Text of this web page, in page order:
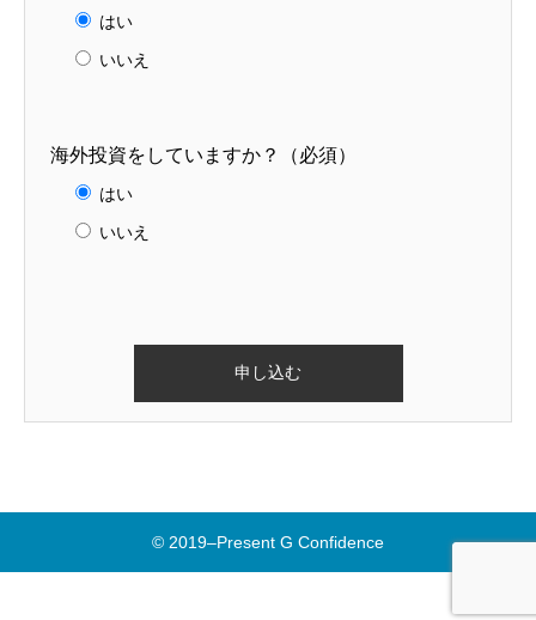
はい
いいえ
海外投資をしていますか？（必須）
はい
いいえ
© 2019–Present G Confidence